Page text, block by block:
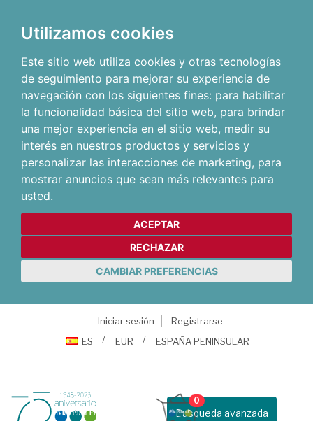
Utilizamos cookies
Este sitio web utiliza cookies y otras tecnologías
de seguimiento para mejorar su experiencia de
navegación con los siguientes fines: para habilitar
la funcionalidad básica del sitio web, para brindar
una mejor experiencia en el sitio web, medir su
interés en nuestros productos y servicios y
personalizar las interacciones de marketing, para
mostrar anuncios que sean más relevantes para
usted.
ACEPTAR
RECHAZAR
CAMBIAR PREFERENCIAS
Iniciar sesión
Registrarse
ES
EUR ESPAÑA PENINSULAR
Busqueda avanzada
0